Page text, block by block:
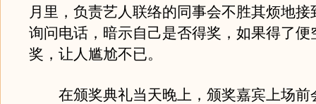
月里，负责艺人联络的同事会不胜其烦地接
询问电话，暗示自己是否得奖，如果得了便
奖，让人尴尬不已。
在颁奖典礼当天晚上，颁奖嘉宾上场前